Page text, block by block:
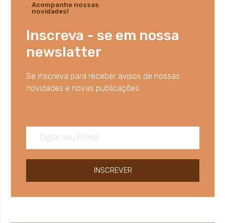
Acompanhe nossas
novidades!
Inscreva - se em nossa
newslatter
Se inscreva para receber avisos de nossas
novidades e novas publicações.
INSCREVER